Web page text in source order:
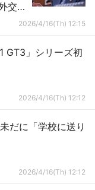
交上
2026/4/16(Th) 12:15
GT3」シリーズ初
2026/4/16(Th) 12:12
だに「学校に送り
2026/4/16(Th) 12:12